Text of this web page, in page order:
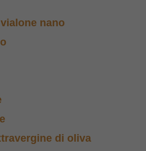
nano
di oliva